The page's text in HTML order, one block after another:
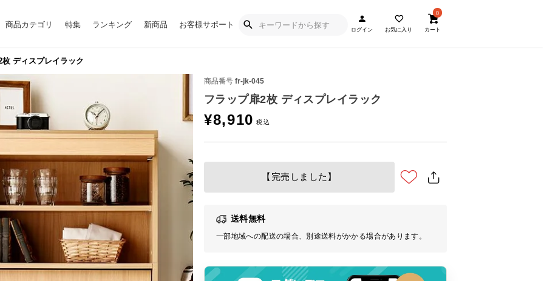
商品カテゴリ 特集 ランキング 新商品 お客様サポート
ログイン お気に入り
0
カート
ディスプレイラック
商品番号 fr-jk-045
フラップ扉2枚 ディスプレイラック
¥8,910
【完売しました】
送料無料
一部地域への配送の場合、別途送料がかかる場合があります。